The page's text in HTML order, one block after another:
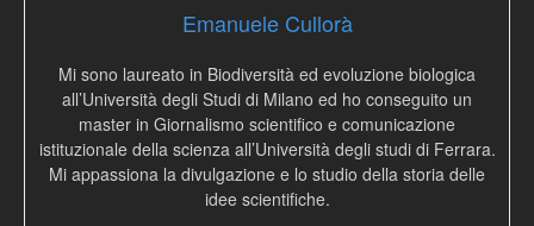
Emanuele Cullorà
Mi sono laureato in Biodiversità ed evoluzione biologica
all’Università degli Studi di Milano ed ho conseguito un
master in Giornalismo scientifico e comunicazione
istituzionale della scienza all’Università degli studi di Ferrara.
Mi appassiona la divulgazione e lo studio della storia delle
idee scientifiche.